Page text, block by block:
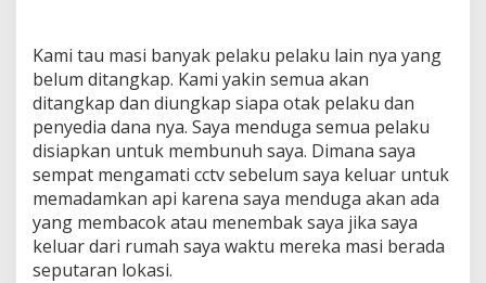
Kami tau masi banyak pelaku pelaku lain nya yang
belum ditangkap. Kami yakin semua akan
ditangkap dan diungkap siapa otak pelaku dan
penyedia dana nya. Saya menduga semua pelaku
disiapkan untuk membunuh saya. Dimana saya
sempat mengamati cctv sebelum saya keluar untuk
memadamkan api karena saya menduga akan ada
yang membacok atau menembak saya jika saya
keluar dari rumah saya waktu mereka masi berada
seputaran lokasi.